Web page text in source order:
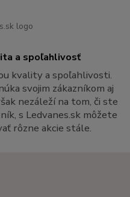
a spoľahlivosť
kvality a spoľahlivosti.
svojim zákazníkom aj
nezáleží na tom, či ste
s Ledvanes.sk môžete
rôzne akcie stále.